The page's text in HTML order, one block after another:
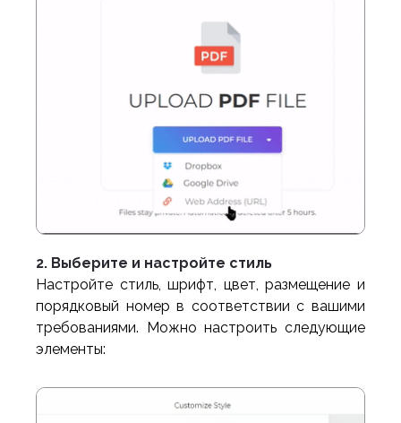
2. Выберите и настройте стиль
Настройте стиль, шрифт, цвет, размещение и
порядковый номер в соответствии с вашими
требованиями. Можно настроить следующие
элементы: